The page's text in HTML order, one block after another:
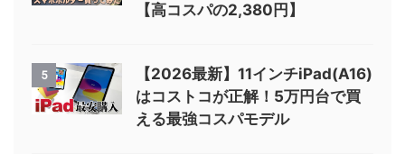
【高コスパの2,380円】
5
【2026最新】11インチiPad(A16)
はコストコが正解！5万円台で買
える最強コスパモデル